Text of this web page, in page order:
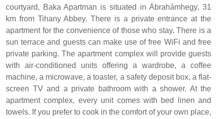
courtyard, Baka Apartman is situated in Ábrahámhegy, 31
km from Tihany Abbey. There is a private entrance at the
apartment for the convenience of those who stay. There is a
sun terrace and guests can make use of free WiFi and free
private parking. The apartment complex will provide guests
with air-conditioned units offering a wardrobe, a coffee
machine, a microwave, a toaster, a safety deposit box, a flat-
screen TV and a private bathroom with a shower. At the
apartment complex, every unit comes with bed linen and
towels. If you prefer to cook in the comfort of your own place,